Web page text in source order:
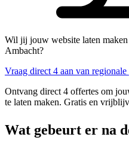
Wil jij jouw website laten
Ambacht?
Vraag direct 4 aan van regionale
Ontvang direct 4 offertes om
te laten maken. Gratis en
Wat gebeurt er na